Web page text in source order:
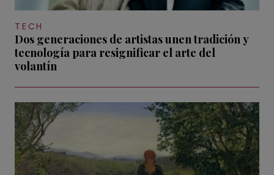
TECH
Dos generaciones de artistas unen tradición y
tecnología para resignificar el arte del
volantín